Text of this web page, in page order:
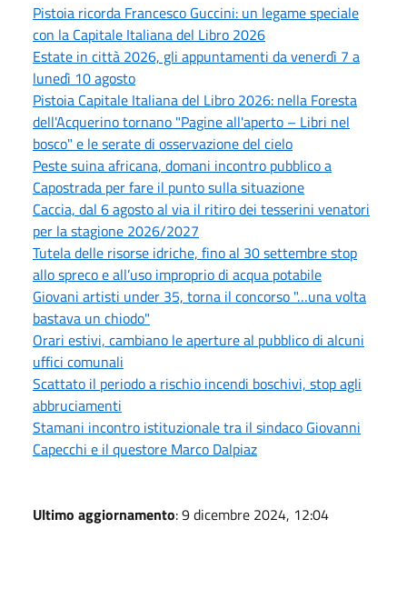
Pistoia ricorda Francesco Guccini: un legame speciale
con la Capitale Italiana del Libro 2026
Estate in città 2026, gli appuntamenti da venerdì 7 a
lunedì 10 agosto
Pistoia Capitale Italiana del Libro 2026: nella Foresta
dell'Acquerino tornano "Pagine all'aperto – Libri nel
bosco" e le serate di osservazione del cielo
Peste suina africana, domani incontro pubblico a
Capostrada per fare il punto sulla situazione
Caccia, dal 6 agosto al via il ritiro dei tesserini venatori
per la stagione 2026/2027
Tutela delle risorse idriche, fino al 30 settembre stop
allo spreco e all’uso improprio di acqua potabile
Giovani artisti under 35, torna il concorso "…una volta
bastava un chiodo"
Orari estivi, cambiano le aperture al pubblico di alcuni
uffici comunali
Scattato il periodo a rischio incendi boschivi, stop agli
abbruciamenti
Stamani incontro istituzionale tra il sindaco Giovanni
Capecchi e il questore Marco Dalpiaz
Ultimo aggiornamento: 9 dicembre 2024, 12:04